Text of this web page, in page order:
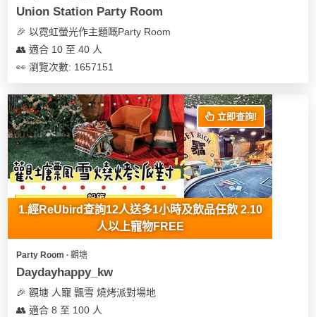
Union Station Party Room
🎉 以霓虹螢光作主題嘅Party Room
👥 適合 10 至 40 人
👀 瀏覽次數: 1657151
立即查詢!
1.經ReUbird查詢12人送多1小時及飲品任飲 2.10
人以上寵物FREE
Party Room ∙ 觀塘
Daydayhappy_kw
🎉 觀塘 人寵 飄雪 燒烤派對場地
👥 適合 8 至 100 人